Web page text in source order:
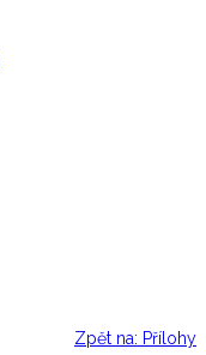
Zpět na: Přílohy